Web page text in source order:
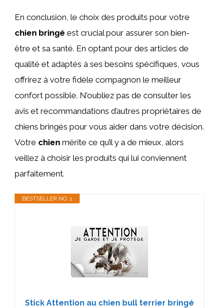
En conclusion, le choix des produits pour votre
chien bringé est crucial pour assurer son bien-
être et sa santé. En optant pour des articles de
qualité et adaptés à ses besoins spécifiques, vous
offrirez à votre fidèle compagnon le meilleur
confort possible. N’oubliez pas de consulter les
avis et recommandations d’autres propriétaires de
chiens bringés pour vous aider dans votre décision.
Votre chien mérite ce qu’il y a de mieux, alors
veillez à choisir les produits qui lui conviennent
parfaitement.
BESTSELLER NO. 1
Stick Attention au chien bull terrier bringé